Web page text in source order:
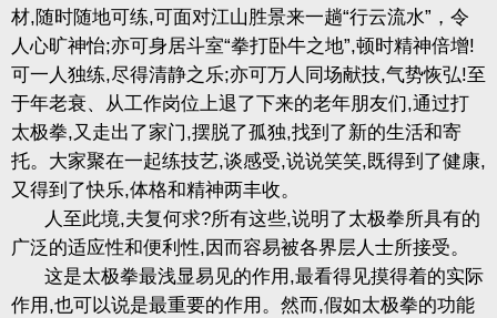
材,随时随地可练,可面对江山胜景来一趟“行云流水”，令
人心旷神怡;亦可身居斗室“拳打卧牛之地”,顿时精神倍增!
可一人独练,尽得清静之乐;亦可万人同场献技,气势恢弘!至
于年老衰、从工作岗位上退了下来的老年朋友们,通过打
太极拳,又走出了家门,摆脱了孤独,找到了新的生活和寄
托。大家聚在一起练技艺,谈感受,说说笑笑,既得到了健康,
又得到了快乐,体格和精神两丰收。
人至此境,夫复何求?所有这些,说明了太极拳所具有的
广泛的适应性和便利性,因而容易被各界层人士所接受。
这是太极拳最浅显易见的作用,最看得见摸得着的实际
作用,也可以说是最重要的作用。然而,假如太极拳的功能